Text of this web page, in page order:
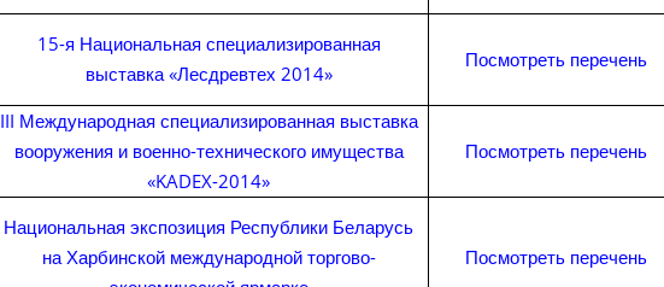
15-я Национальная специализированная
выставка «Лесдревтех 2014»
Посмотреть перечень
III Международная специализированная выставка
вооружения и военно-технического имущества
«KADEX-2014»
Посмотреть перечень
Национальная экспозиция Республики Беларусь
на Харбинской международной торгово-
Посмотреть перечень